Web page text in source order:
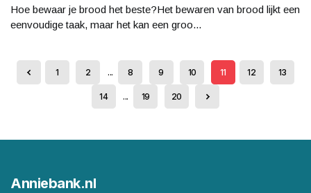
Hoe bewaar je brood het beste?Het bewaren van brood lijkt een
eenvoudige taak, maar het kan een groo...
1 2 ... 8 9 10 11 12 13
14 ... 19 20
Anniebank.nl